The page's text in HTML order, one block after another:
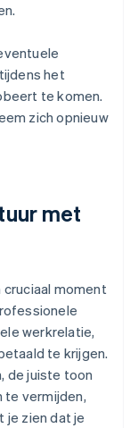
het
te komen.
zich opnieuw
met
cruciaal moment
werkrelatie,
te krijgen.
de juiste toon
vermijden,
je zien dat je